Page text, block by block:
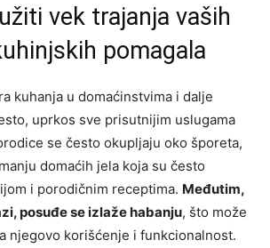
vek trajanja vaših
pomagala
kuhanja u domaćinstvima i dalje
uprkos sve prisutnijim uslugama
se često okupljaju oko šporeta,
domaćih jela koja su često
i porodičnim receptima. Međutim,
posuđe se izlaže habanju, što može
njegovo korišćenje i funkcionalnost.